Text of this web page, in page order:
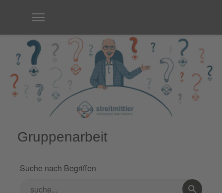
Gruppenarbeit
Suche nach Begriffen